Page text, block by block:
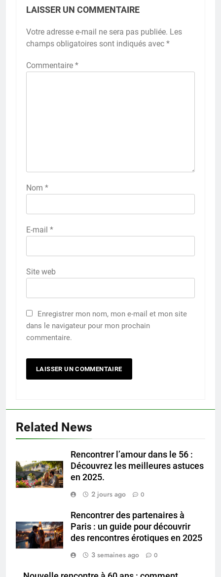
LAISSER UN COMMENTAIRE
Votre adresse e-mail ne sera pas publiée. Les
champs obligatoires sont indiqués avec *
Commentaire *
Nom *
E-mail *
Site web
Enregistrer mon nom, mon e-mail et mon site
dans le navigateur pour mon prochain
commentaire.
Related News
Rencontrer l’amour dans le 56 :
Découvrez les meilleures astuces
en 2025.
2 jours ago
0
Rencontrer des partenaires à
Paris : un guide pour découvrir
des rencontres érotiques en 2025
3 semaines ago
0